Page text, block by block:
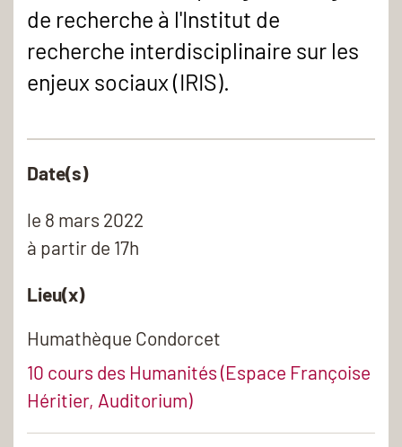
de recherche à l'Institut de
recherche interdisciplinaire sur les
enjeux sociaux (IRIS).
Date(s)
le 8 mars 2022
à partir de 17h
Lieu(x)
Humathèque Condorcet
10 cours des Humanités (Espace Françoise
Héritier, Auditorium)